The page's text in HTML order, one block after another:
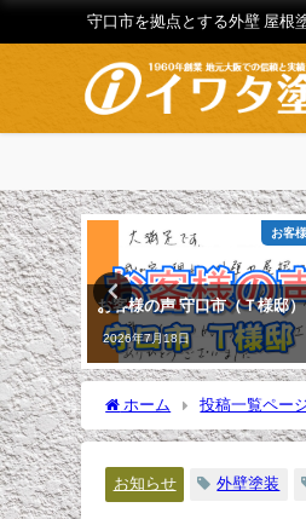
守口市を拠点とする外壁 屋根
お客様の声
様邸）
お客
お客様の声 守口市（Ｔ様邸）
2026年7月18日
ホーム 投稿一覧ペー
お知らせ 外壁塗装